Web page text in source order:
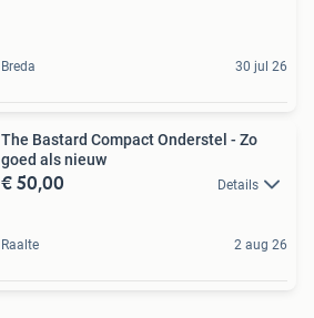
Breda 30 jul 26
The Bastard Compact Onderstel - Zo
goed als nieuw
€ 50,00 Details
Raalte 2 aug 26